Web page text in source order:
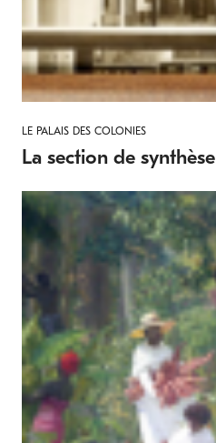
LE PALAIS DES COLONIES
La section de synthèse